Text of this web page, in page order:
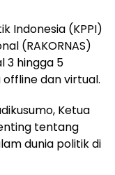
Indonesia (KPPI)
(RAKORNAS)
3 hingga 5
dan virtual.
Ketua
tentang
dunia politik di